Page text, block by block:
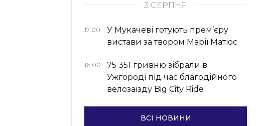
3 СЕРПНЯ
17:00
У Мукачеві готують прем’єру
вистави за твором Марії Матіос
16:00
75 351 гривню зібрали в
Ужгороді під час благодійного
велозаїзду Big Сity Ride
ВСІ НОВИНИ